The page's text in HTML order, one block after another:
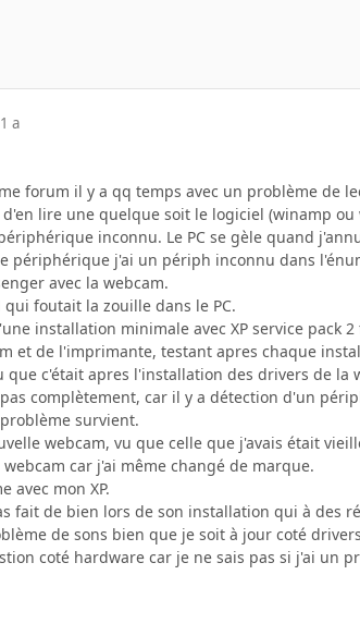
a
forum il y a qq temps avec un problème de
lire une quelque soit le logiciel (winamp
inconnu. Le PC se gèle quand
périphérique j'ai un périph inconnu dans
avec la webcam.
qui foutait la zouille dans le PC.
installation minimale avec XP service
et de l'imprimante, testant apres chaque
que c'était apres l'installation des drivers de
complètement, car il y a détection d'un
survient.
webcam, vu que celle que j'avais était
car j'ai même changé de marque.
avec mon XP.
fait de bien lors de son installation qui à des
de sons bien que je soit à jour coté
coté hardware car je ne sais pas si j'ai un